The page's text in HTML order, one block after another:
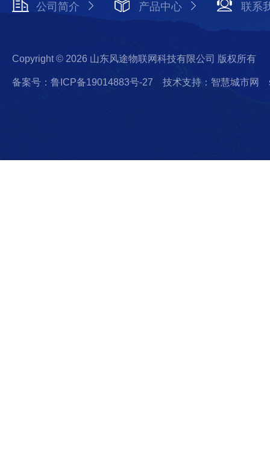
公司简介 产品中心 联系
Copyright © 2026 山东风途物联网科技有限公司 版权所有
备案号：鲁ICP备19014883号-27 技术支持：智慧城市网